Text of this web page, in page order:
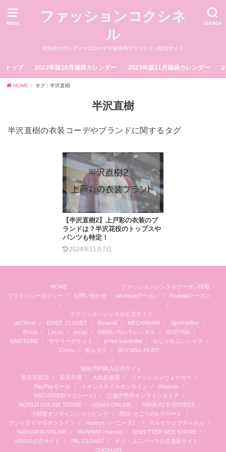
MENU SEARCH
ファッションコクシネ
ル
女性向けのレディースコーデや福袋等ファッション総合サイト
トップ 2023年版10月福袋カレンダー 2023年版11月福袋カレンダー
HOME タグ : 半沢直樹
半沢直樹
半沢直樹の衣装コーデやブランドに関するタグ
【半沢直樹2】上戸彩の衣装のブ
ランドは？半沢花役のトップスや
パンツも特定！
2024年11月7日
HOME
プライバシーポリシー
お問い合わせ
ファッションレンタルクーポン情報
airclosetクーポン
Rcawaiiクーポン
ファッションレンタル公式サイト
airCloset
EDIST. CLOSET Rcawaii MECHAKARI
SparkleBox
Brista
Laxus leeap DMMいろいろレンタル
SUSTINA
KARITOKE
サマリーポケット prime wardrobe
おしゃれコンシャス
Cariru
着ルダケ BUYSELL HUNT
福袋予約購入公式サイト
東急百貨店
楽天市場 大丸松坂屋
ファッションウォーカー
PayPayモール
イオンスタイルオンライン
Amazon
MAGASEEK(マガシーク)
三越伊勢丹オンラインストア
WORLD ONLINE STORE
USAGI ONLINE
HANKYU E-STORES
小田急オンラインショッピング
西武･そごうのe.デパート
フジイダイマルオンライン
Honeys（ハニーズ）
マルイウェブチャネル
NARUMIYA ONLINE
RUNWAY channel
SHEL’TTER WEB STORE
WEGO公式サイト
PAL CLOSET
ナノ・ユニバース公式通販サイト
SHOPLIST